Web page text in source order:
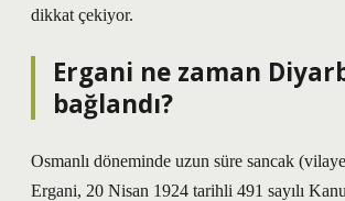
dikkat çekiyor.
Ergani ne zaman
bağlandı?
Osmanlı döneminde uzun süre sancak
Ergani, 20 Nisan 1924 tarihli 491 sayılı